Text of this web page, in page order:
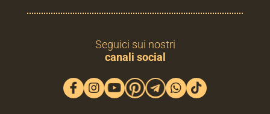
Seguici sui nostri
canali social